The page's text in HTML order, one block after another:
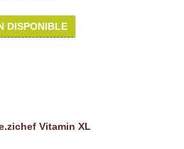
DISPONIBLE
Vitamin XL